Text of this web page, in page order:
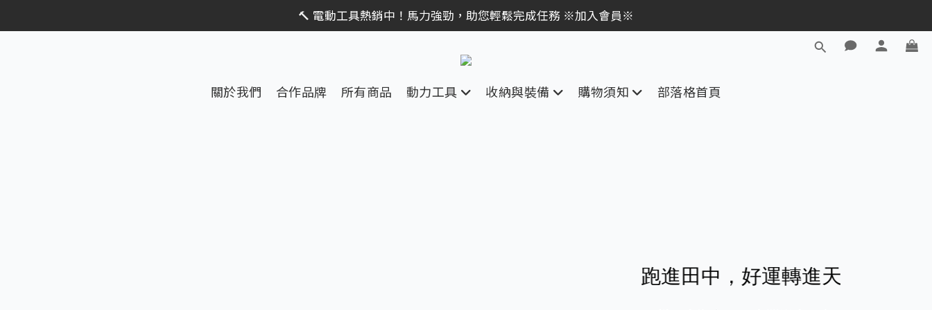
限時活動｜全館消費滿 NT$599 即享免運費，工具補貨趁現在！立即逛活動商品
🔨 電動工具熱銷中！馬力強勁，助您輕鬆完成任務 ※加入會員※
關於我們 合作品牌 所有商品 動力工具 收納與裝備 購物須知 部落格首頁
跑進田中，好運轉進天掌